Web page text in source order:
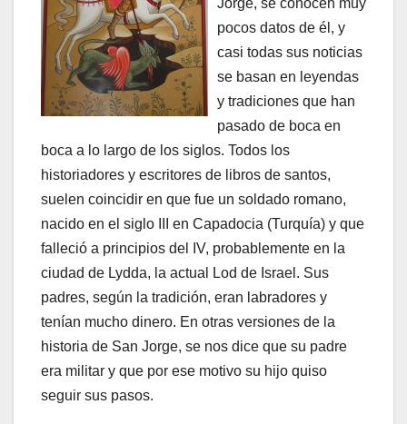
Jorge, se conocen muy
pocos datos de él, y
casi todas sus noticias
se basan en leyendas
y tradiciones que han
pasado de boca en
boca a lo largo de los siglos. Todos los
historiadores y escritores de libros de santos,
suelen coincidir en que fue un soldado romano,
nacido en el siglo III en Capadocia (Turquía) y que
falleció a principios del IV, probablemente en la
ciudad de Lydda, la actual Lod de Israel. Sus
padres, según la tradición, eran labradores y
tenían mucho dinero. En otras versiones de la
historia de San Jorge, se nos dice que su padre
era militar y que por ese motivo su hijo quiso
seguir sus pasos.